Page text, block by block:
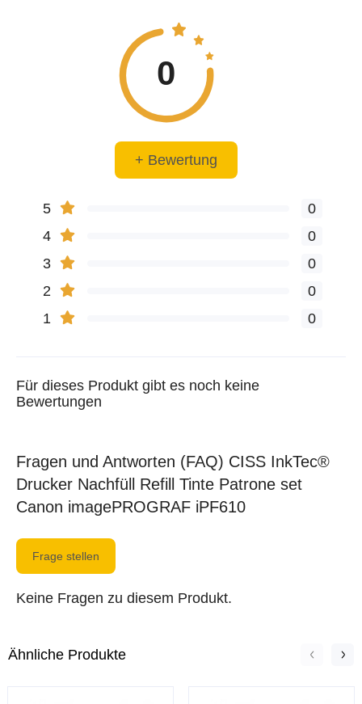
0
+ Bewertung
5
0
4
0
3
0
2
0
1
0
Für dieses Produkt gibt es noch keine
Bewertungen
Fragen und Antworten (FAQ) CISS InkTec®
Drucker Nachfüll Refill Tinte Patrone set
Canon imagePROGRAF iPF610
Frage stellen
Keine Fragen zu diesem Produkt.
Ähnliche Produkte